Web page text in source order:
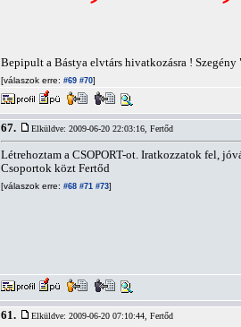
Bepipult a Bástya elvtárs hivatkozásra ! Szegény
[válaszok erre: #69 #70]
67. Elküldve: 2009-06-20 22:03:16, Fertőd
Létrehoztam a CSOPORT-ot. Iratkozzatok fel,
Csoportok közt Fertőd
[válaszok erre: #68 #71 #73]
61. Elküldve: 2009-06-20 07:10:44, Fertőd